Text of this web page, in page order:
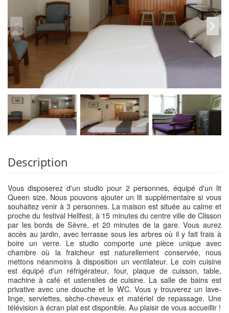
Description
Vous disposerez d'un studio pour 2 personnes, équipé d'un lit
Queen size. Nous pouvons ajouter un lit supplémentaire si vous
souhaitez venir à 3 personnes. La maison est située au calme et
proche du festival Hellfest, à 15 minutes du centre ville de Clisson
par les bords de Sèvre, et 20 minutes de la gare. Vous aurez
accès au jardin, avec terrasse sous les arbres où il y fait frais à
boire un verre. Le studio comporte une pièce unique avec
chambre où la fraicheur est naturellement conservée, nous
mettons néanmoins à disposition un ventilateur. Le coin cuisine
est équipé d'un réfrigérateur, four, plaque de cuisson, table,
machine à café et ustensiles de cuisine. La salle de bains est
privative avec une douche et le WC. Vous y trouverez un lave-
linge, serviettes, sèche-cheveux et matériel de repassage. Une
télévision à écran plat est disponible. Au plaisir de vous accueillir !